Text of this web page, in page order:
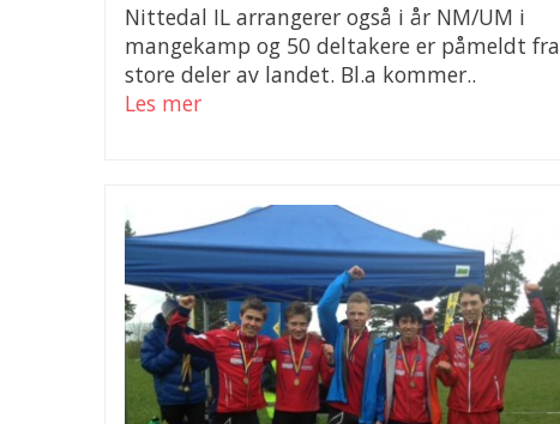
Nittedal IL arrangerer også i år NM/UM i
mangekamp og 50 deltakere er påmeldt fra
store deler av landet. Bl.a kommer..
Les mer